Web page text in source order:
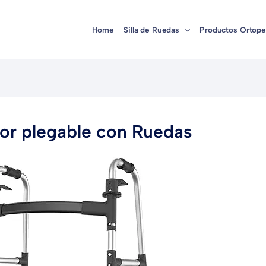
Home Silla de Ruedas Productos
plegable con Ruedas